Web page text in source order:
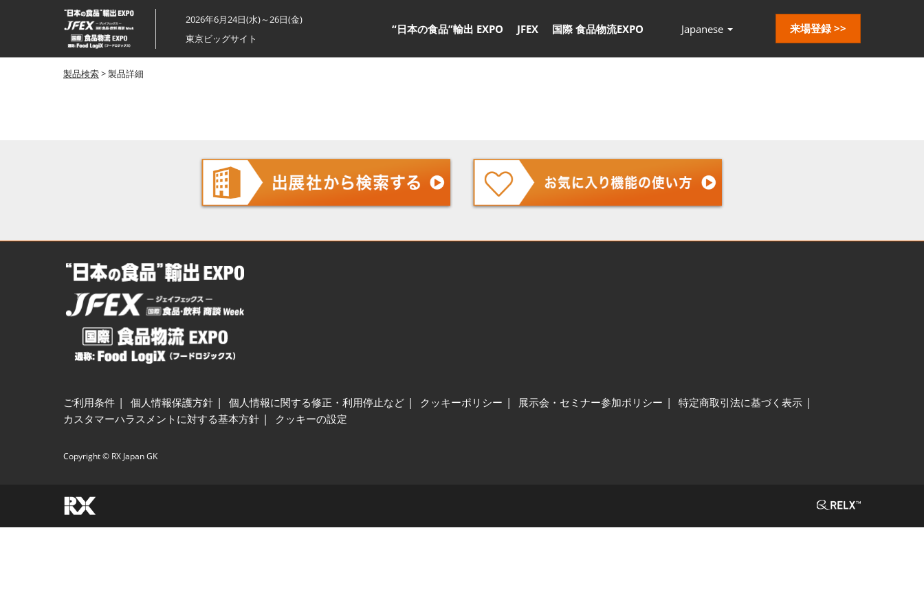
ス
キ
ッ
プ
し
2026年6月24日(水)～26日(金)
東京ビッグサイト
“日本の食品”輸出 EXPO JFEX 国際 食品物流EXPO Japanese 来場登録 >>
製品検索> 製品詳細
ご利用条件 個人情報保護方針 個人情報に関する修正・利用停止など クッキーポリシー 展示会・セミナー参加ポリシー
特定商取引法に基づく表示
カスタマーハラスメントに対する基本方針
クッキーの設定
Copyright © RX Japan GK